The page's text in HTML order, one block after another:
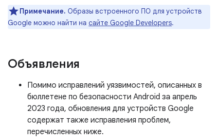
Примечание. Образы встроенного ПО для устройств
Google можно найти на сайте Google Developers.
Объявления
Помимо исправлений уязвимостей, описанных в
бюллетене по безопасности Android за апрель
2023 года, обновления для устройств Google
содержат также исправления проблем,
перечисленных ниже.